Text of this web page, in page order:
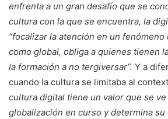
enfrenta a un gran desafío que se
cultura con la que se encuentra, la
“focalizar la atención en un fenómeno
como global, obliga a quienes tienen
la formación a no tergiversar”. Y a
cuando la cultura se limitaba al
cultura digital tiene un valor que se
globalización en curso y determina su